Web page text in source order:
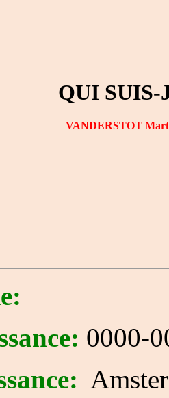
QUI SUIS-
VANDERSTOT
0000-